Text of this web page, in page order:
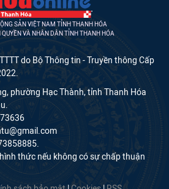
SẢN VIỆT NAM TỈNH THANH HÓA
VÀ NHÂN DÂN TỈNH THANH HÓA
do Bộ Thông tin - Truyền thông Cấp
phường Hạc Thành, tỉnh Thanh Hóa
thức nếu không có sự chấp thuận